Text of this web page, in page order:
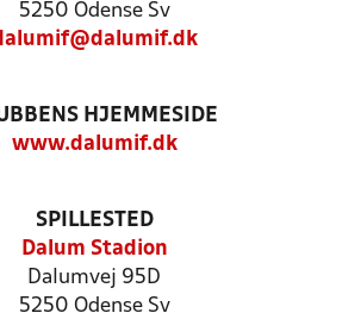
5250 Odense Sv
HJEMMESIDE
www.dalumif.dk
SPILLESTED
Dalum Stadion
Dalumvej 95D
5250 Odense Sv